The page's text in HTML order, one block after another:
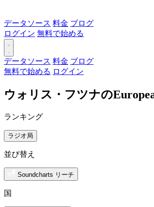
データソース 料金 ブログ
ログイン 無料で始める
データソース 料金 ブログ
無料で始める ログイン
ウォリス・フツナの
ランキング
ラジオ局
並び替え
Soundcharts リーチ
国